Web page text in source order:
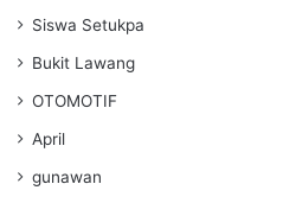
Siswa Setukpa
Bukit Lawang
OTOMOTIF
April
gunawan